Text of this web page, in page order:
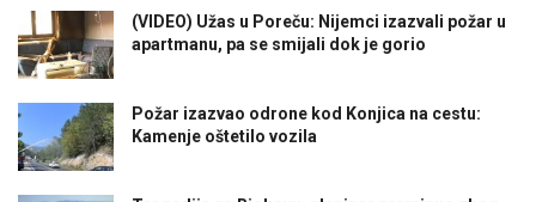
(VIDEO) Užas u Poreču: Nijemci izazvali požar u
apartmanu, pa se smijali dok je gorio
Požar izazvao odrone kod Konjica na cestu:
Kamenje oštetilo vozila